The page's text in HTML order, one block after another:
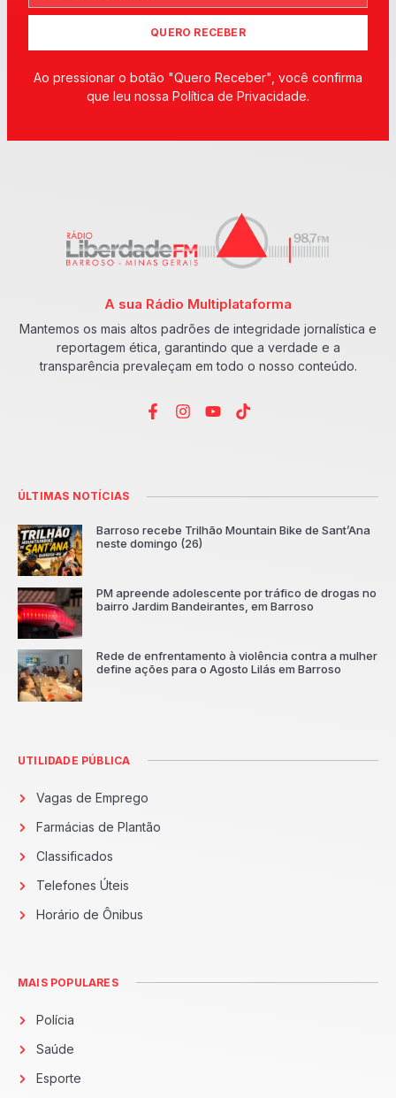
QUERO RECEBER
Ao pressionar o botão "Quero Receber", você confirma
que leu nossa Política de Privacidade.
A sua Rádio Multiplataforma
Mantemos os mais altos padrões de integridade jornalística e
reportagem ética, garantindo que a verdade e a
transparência prevaleçam em todo o nosso conteúdo.
ÚLTIMAS NOTÍCIAS
Barroso recebe Trilhão Mountain Bike de Sant’Ana
neste domingo (26)
PM apreende adolescente por tráfico de drogas no
bairro Jardim Bandeirantes, em Barroso
Rede de enfrentamento à violência contra a mulher
define ações para o Agosto Lilás em Barroso
UTILIDADE PÚBLICA
Vagas de Emprego
Farmácias de Plantão
Classificados
Telefones Úteis
Horário de Ônibus
MAIS POPULARES
Polícia
Saúde
Esporte